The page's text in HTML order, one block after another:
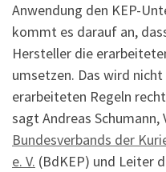
Anwendung den KEP-
kommt es darauf an,
Hersteller die
umsetzen. Das wird
erarbeiteten Regeln
sagt Andreas Schumann,
Bundesverbands der
e. V. (BdKEP) und Leiter